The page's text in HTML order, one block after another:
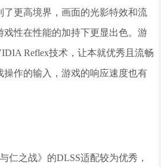
了更高境界，画面的光影特效和流
戏性在性能的加持下更显出色。游
Reflex技术，让本就优秀且流畅
操作的输入，游戏的响应速度也有
仁之战》的DLSS适配较为优秀，